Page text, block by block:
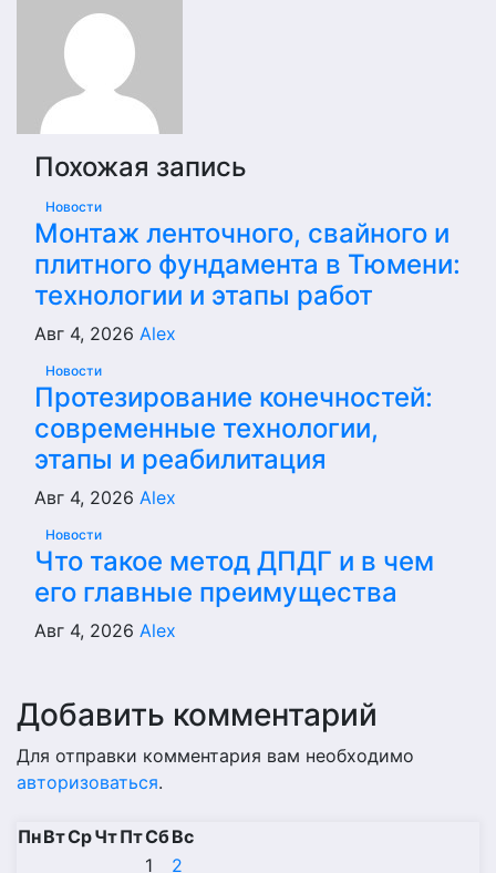
Похожая запись
Новости
Монтаж ленточного, свайного и
плитного фундамента в Тюмени:
технологии и этапы работ
Авг 4, 2026 Alex
Новости
Протезирование конечностей:
современные технологии,
этапы и реабилитация
Авг 4, 2026 Alex
Новости
Что такое метод ДПДГ и в чем
его главные преимущества
Авг 4, 2026 Alex
Добавить комментарий
Для отправки комментария вам необходимо
авторизоваться.
ПнВтСрЧтПтСбВс
1
2